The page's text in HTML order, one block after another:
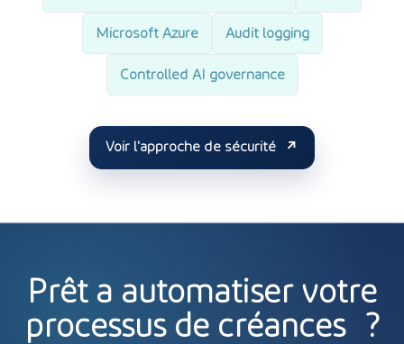
Microsoft Azure Audit logging
Controlled AI governance
Voir l'approche de sécurité
Prêt à automatiser votre
processus de créances ?